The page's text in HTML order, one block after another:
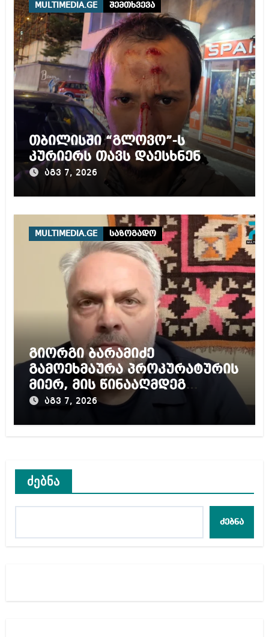
MULTIMEDIA.GE შემთხვევა
თბილისში “გლოვო”-ს
კურიერს თავს დაესხნენ
აგვ 7, 2026
MULTIMEDIA.GE საზოგადო
გიორგი ბარამიძე
გამოეხმაურა პროკურატურის
მიერ, მის წინააღმდეგ
დაწყებულ გამოძიებას
აგვ 7, 2026
ძებნა
ძებნა